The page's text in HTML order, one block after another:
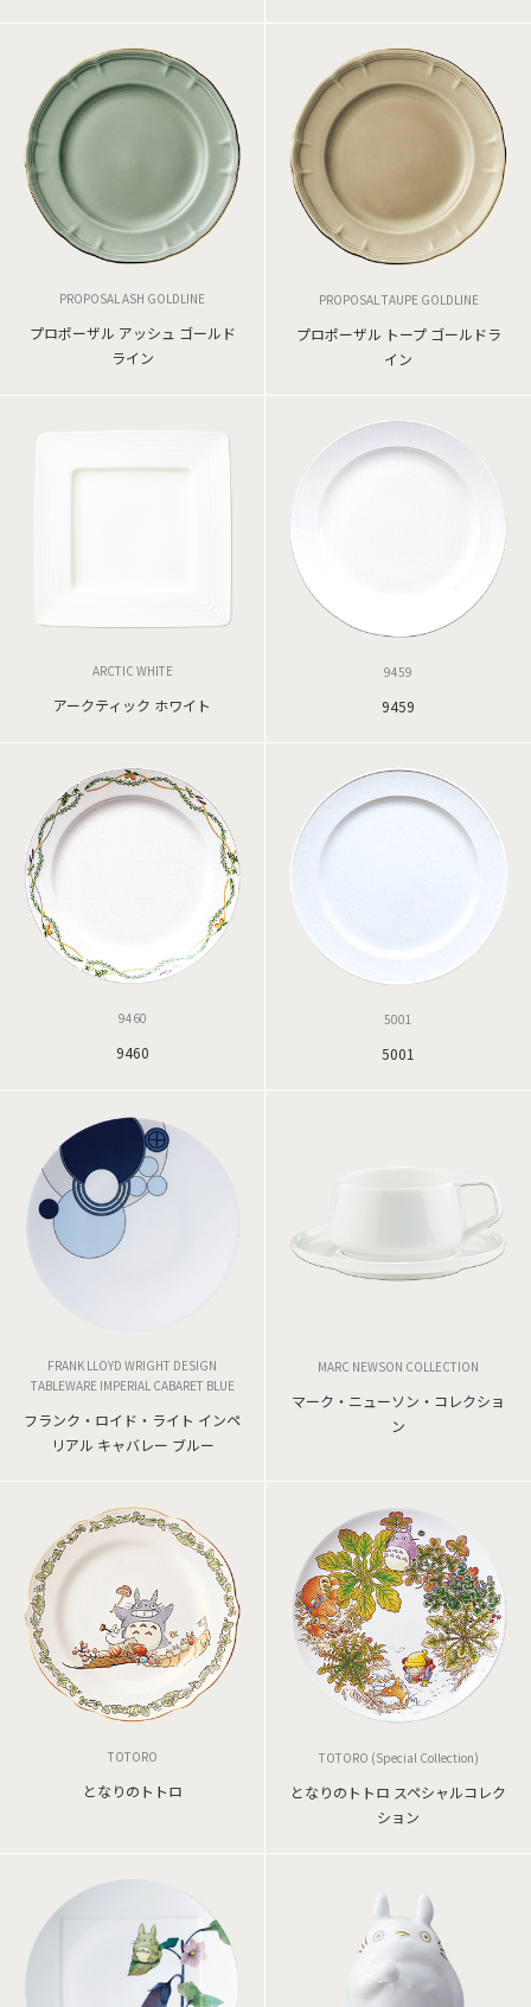
PROPOSAL ASH GOLDLINE
プロポーザル アッシュ ゴールド
ライン
PROPOSAL TAUPE GOLDLINE
プロポーザル トープ ゴールドラ
イン
ARCTIC WHITE
アークティック ホワイト
9459
9459
9460
9460
5001
5001
FRANK LLOYD WRIGHT DESIGN
TABLEWARE IMPERIAL CABARET BLUE
フランク・ロイド・ライト インペ
リアル キャバレー ブルー
MARC NEWSON COLLECTION
マーク・ニューソン・コレクショ
ン
TOTORO
となりのトトロ
TOTORO (Special Collection)
となりのトトロ スペシャルコレク
ション